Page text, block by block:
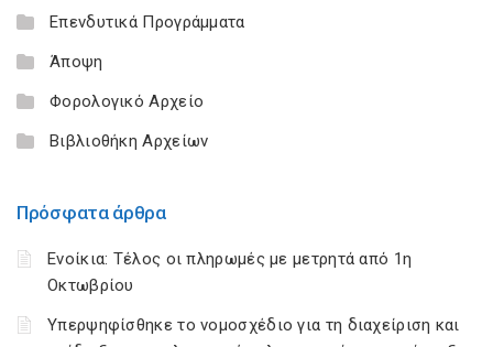
Επενδυτικά Προγράμματα
Άποψη
Φορολογικό Αρχείο
Βιβλιοθήκη Αρχείων
Πρόσφατα άρθρα
Ενοίκια: Τέλος οι πληρωμές με μετρητά από 1η
Οκτωβρίου
Υπερψηφίσθηκε το νομοσχέδιο για τη διαχείριση και